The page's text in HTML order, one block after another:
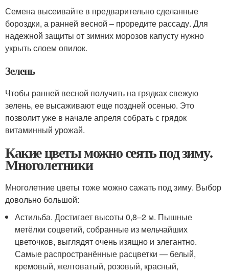
Семена высеивайте в предварительно сделанные
бороздки, а ранней весной – проредите рассаду. Для
надежной защиты от зимних морозов капусту нужно
укрыть слоем опилок.
Зелень
Чтобы ранней весной получить на грядках свежую
зелень, ее высаживают еще поздней осенью. Это
позволит уже в начале апреля собрать с грядок
витаминный урожай.
Какие цветы можно сеять под зиму.
Многолетники
Многолетние цветы тоже можно сажать под зиму. Выбор
довольно большой:
Астильба. Достигает высоты 0,8–2 м. Пышные
метёлки соцветий, собранные из мельчайших
цветочков, выглядят очень изящно и элегантно.
Самые распространённые расцветки — белый,
кремовый, желтоватый, розовый, красный,